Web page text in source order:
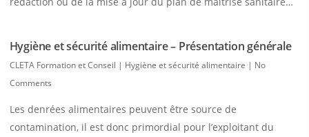
Hygiène et sécurité alimentaire – Présentation générale
CLETA Formation et Conseil | Hygiène et sécurité alimentaire | No
Comments
Les denrées alimentaires peuvent être source de
contamination, il est donc primordial pour l’exploitant du